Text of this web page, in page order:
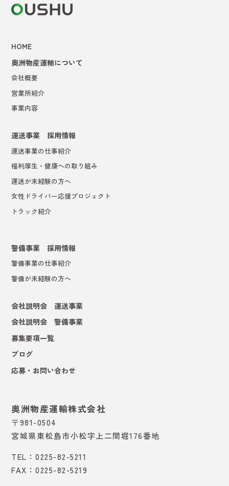
HOME
奥洲物産運輸について
会社概要
営業所紹介
事業内容
運送事業 採用情報
運送事業の仕事紹介
福利厚生・健康への取り組み
運送が未経験の方へ
女性ドライバー応援プロジェクト
トラック紹介
警備事業 採用情報
警備事業の仕事紹介
警備が未経験の方へ
会社説明会 運送事業
会社説明会 警備事業
募集要項一覧
ブログ
応募・お問い合わせ
奥洲物産運輸株式会社
〒981-0504
宮城県東松島市小松字上二間堀176番地
TEL：0225-82-5211
FAX：0225-82-5219